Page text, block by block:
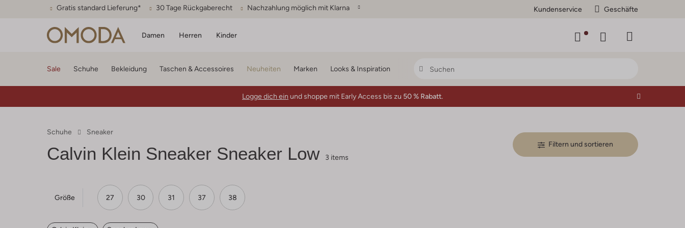
Gratis standard Lieferung* 30 Tage Rückgaberecht Nachzahlung möglich mit Klarna Kundenservice Geschäfte
Damen Herren Kinder
Sale Schuhe Bekleidung Taschen & Accessoires Neuheiten Marken Looks & Inspiration
Logge dich ein und shoppe mit Early Access bis zu 50 % Rabatt.
Schuhe Sneaker
Calvin Klein Sneaker Sneaker Low 3 items
Filtern und sortieren
Größe 27 30 31 37 38